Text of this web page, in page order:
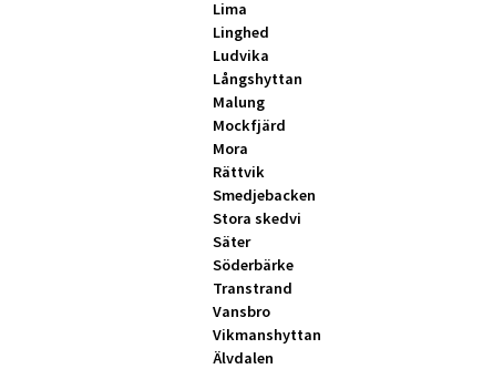
Lima
Linghed
Ludvika
Långshyttan
Malung
Mockfjärd
Mora
Rättvik
Smedjebacken
Stora skedvi
Säter
Söderbärke
Transtrand
Vansbro
Vikmanshyttan
Älvdalen